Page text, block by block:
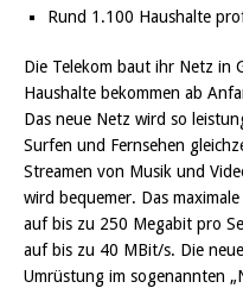
Rund 1.100 Haushalte
Die Telekom baut ihr Netz in
Haushalte bekommen ab
Das neue Netz wird so
Surfen und Fernsehen
Streamen von Musik und
wird bequemer. Das
auf bis zu 250 Megabit pro
auf bis zu 40 MBit/s. Die
Umrüstung im sogenannten